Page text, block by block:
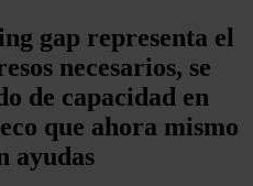
gap representa el
necesarios, se
de capacidad en
que ahora mismo
ayudas